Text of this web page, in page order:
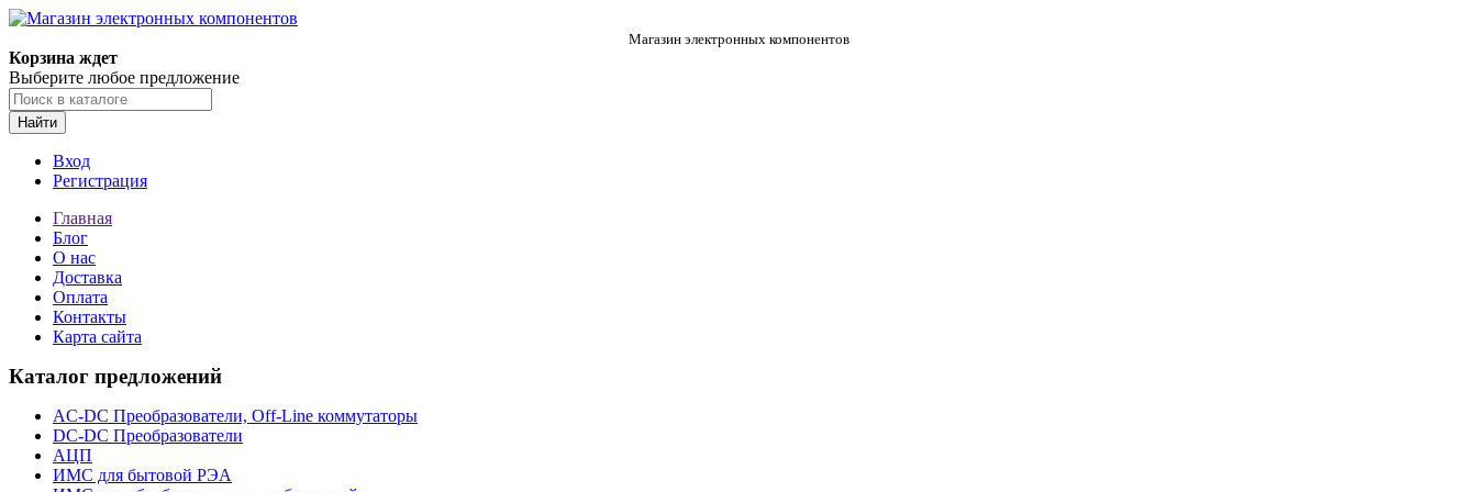
Магазин электронных компонентов
Корзина ждет
Выберите любое предложение
Найти
Вход
Регистрация
Главная
Блог
О нас
Доставка
Оплата
Контакты
Карта сайта
Каталог предложений
AC-DC Преобразователи, Off-Line коммутаторы
DC-DC Преобразователи
АЦП
ИМС для бытовой РЭА